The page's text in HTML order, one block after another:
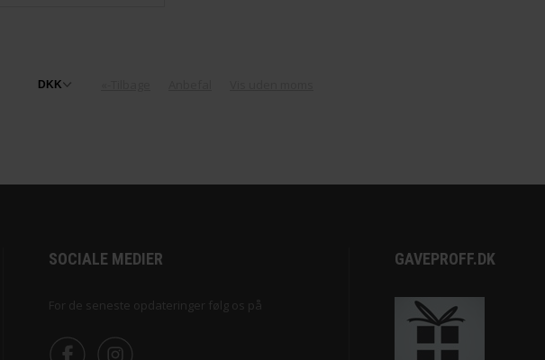
SOCIALE MEDIER
For de seneste opdateringer følg os på
GAVEPROFF.DK